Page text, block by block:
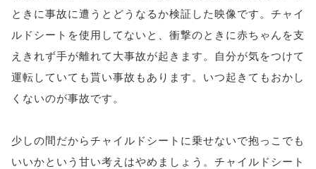
ときに事故に遭うとどうなるか検証した映像です。チャイ
ルドシートを使用してないと、衝撃のときに赤ちゃんを支
えきれず手が離れて大事故が起きます。自分が気をつけて
運転していても貰い事故もあります。いつ起きてもおかし
くないのが事故です。
少しの間だからチャイルドシートに乗せないで抱っこでも
いいかという甘い考えはやめましょう。チャイルドシート